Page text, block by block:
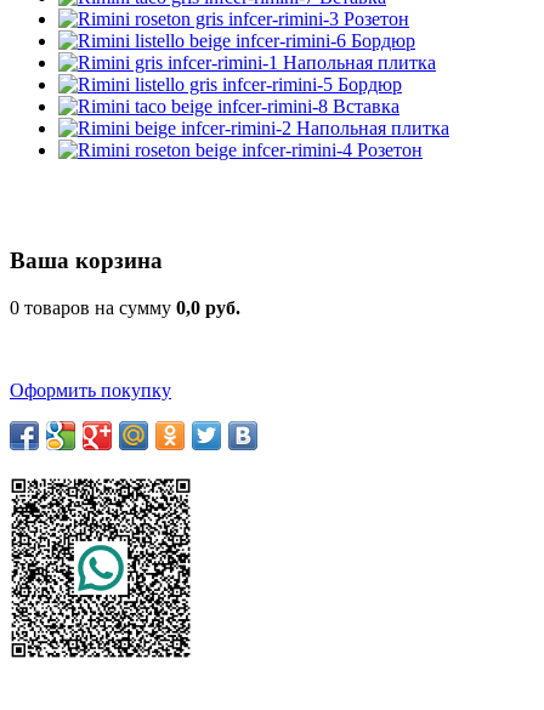
Ваша корзина
0 товаров на сумму 0,0 руб.
Оформить покупку